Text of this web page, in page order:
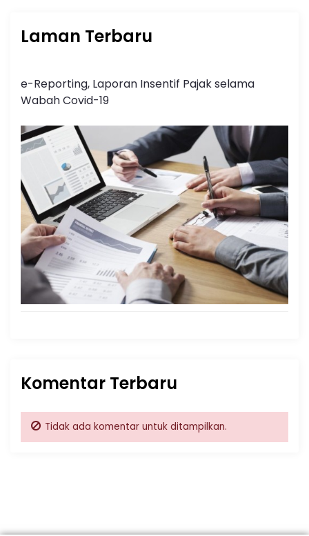
Laman Terbaru
e-Reporting, Laporan Insentif Pajak selama
Wabah Covid-19
Komentar Terbaru
Tidak ada komentar untuk ditampilkan.